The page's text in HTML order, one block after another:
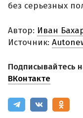
без серьезных
Автор: Иван
Источник:
Подписывайтесь
ВКонтакте